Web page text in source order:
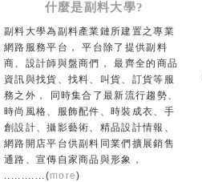
什麼是副料大學?
副料大學為副料產業鏈所建置之專業
網路服務平台， 平台除了提供副料
商、設計師與盤商們， 最齊全的商品
資訊與找貨、找料、叫貨、訂貨等服
務之外， 同時集合了最新流行趨勢、
時尚風格、服飾配件、時裝成衣、手
創設計、攝影藝術、精品設計情報、
網路開店平台供副料同業們擴展銷售
通路、宣傳自家商品與形象，
............(more)